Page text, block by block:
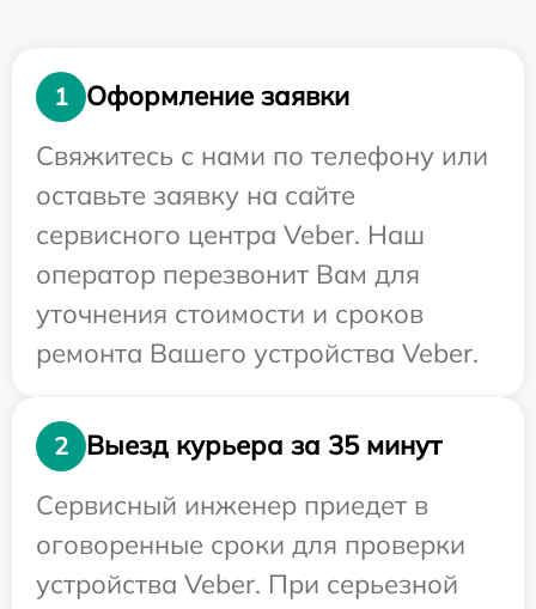
1
Оформление заявки
Свяжитесь с нами по телефону или
оставьте заявку на сайте
сервисного центра Veber. Наш
оператор перезвонит Вам для
уточнения стоимости и сроков
ремонта Вашего устройства Veber.
2
Выезд курьера за 35 минут
Сервисный инженер приедет в
оговоренные сроки для проверки
устройства Veber. При серьезной